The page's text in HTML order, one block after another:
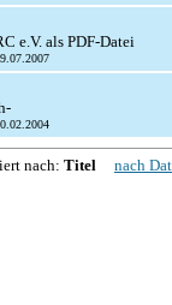
e.V. als PDF-Datei
nach: Titel nach